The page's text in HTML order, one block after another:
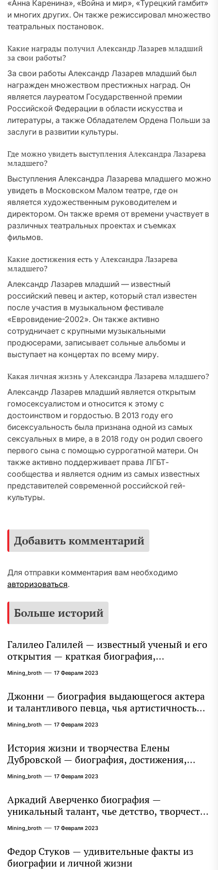
«Анна Каренина», «Война и мир», «Турецкий гамбит»
и многих других. Он также режиссировал множество
театральных постановок.
Какие награды получил Александр Лазарев младший
за свои работы?
За свои работы Александр Лазарев младший был
награжден множеством престижных наград. Он
является лауреатом Государственной премии
Российской Федерации в области искусства и
литературы, а также Обладателем Ордена Польши за
заслуги в развитии культуры.
Где можно увидеть выступления Александра Лазарева
младшего?
Выступления Александра Лазарева младшего можно
увидеть в Московском Малом театре, где он
является художественным руководителем и
директором. Он также время от времени участвует в
различных театральных проектах и съемках
фильмов.
Какие достижения есть у Александра Лазарева
младшего?
Александр Лазарев младший — известный
российский певец и актер, который стал известен
после участия в музыкальном фестивале
«Евровидение-2002». Он также активно
сотрудничает с крупными музыкальными
продюсерами, записывает сольные альбомы и
выступает на концертах по всему миру.
Какая личная жизнь у Александра Лазарева младшего?
Александр Лазарев младший является открытым
гомосексуалистом и относится к этому с
достоинством и гордостью. В 2013 году его
бисексуальность была признана одной из самых
сексуальных в мире, а в 2018 году он родил своего
первого сына с помощью суррогатной матери. Он
также активно поддерживает права ЛГБТ-
сообщества и является одним из самых известных
представителей современной российской гей-
культуры.
Добавить комментарий
Для отправки комментария вам необходимо
авторизоваться.
Больше историй
Галилео Галилей — известный ученый и его
открытия — краткая биография,
достижения и вклад в науку
Mining_broth 17 Февраля 2023
Джонни — биография выдающегося актера
и талантливого певца, чья артистичность
захватывает миллионы сердец
Mining_broth 17 Февраля 2023
История жизни и творчества Елены
Дубровской — биография, достижения,
интересные факты
Mining_broth 17 Февраля 2023
Аркадий Аверченко биография —
уникальный талант, чье детство, творчество
и литературное наследие продолжают
восхищать миллионы
Mining_broth 17 Февраля 2023
Федор Стуков — удивительные факты из
биографии и личной жизни